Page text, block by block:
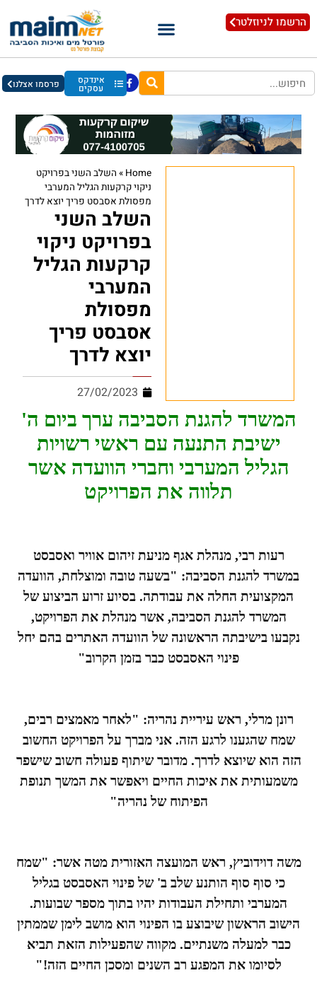
הרשמו לניוזלטר
אינדקס
עסקים פרסמו אצלנו
Home
» השלב השני בפרויקט
ניקוי קרקעות הגליל המערבי
מפסולת אסבסט פריך יוצא לדרך
השלב השני
בפרויקט ניקוי
קרקעות הגליל
המערבי
מפסולת
אסבסט פריך
יוצא לדרך
27/02/2023
המשרד להגנת הסביבה ערך ביום ה'
ישיבת התנעה עם ראשי רשויות
הגליל המערבי וחברי הוועדה אשר
תלווה את הפרויקט
רעות רבי, מנהלת אגף מניעת זיהום אוויר ואסבסט
במשרד להגנת הסביבה: "בשעה טובה ומוצלחת, הוועדה
המקצועית החלה את עבודתה. בסיוע זרוע הביצוע של
המשרד להגנת הסביבה, אשר מנהלת את הפרויקט,
נקבעו בישיבתה הראשונה של הוועדה האתרים בהם יחל
פינוי האסבסט כבר בזמן הקרוב"
רונן מרלי, ראש עיריית נהריה: "לאחר מאמצים רבים,
שמח שהגענו לרגע הזה. אני מברך על הפרויקט החשוב
הזה הוא שיוצא לדרך. מדובר שיתוף פעולה חשוב שישפר
משמעותית את איכות החיים ויאפשר את המשך תנופת
הפיתוח של נהריה"
משה דוידוביץ, ראש המועצה האזורית מטה אשר: "שמח
כי סוף סוף הותנע שלב ב' של פינוי האסבסט בגליל
המערבי ותחילת העבודות יהיו בתוך מספר שבועות.
הישוב הראשון שיבוצע בו הפינוי הוא מושב לימן שממתין
כבר למעלה משנתיים. מקווה שהפעילות הזאת תביא
לסיומו את המפגע רב השנים ומסכן החיים הזה!"